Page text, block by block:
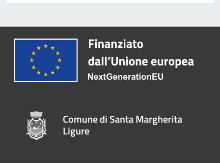
Comune di Santa Margherita
Ligure